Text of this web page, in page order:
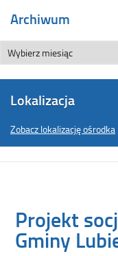
Archiwum
Lokalizacja
Zobacz lokalizację ośrodka
Projekt
Gminy